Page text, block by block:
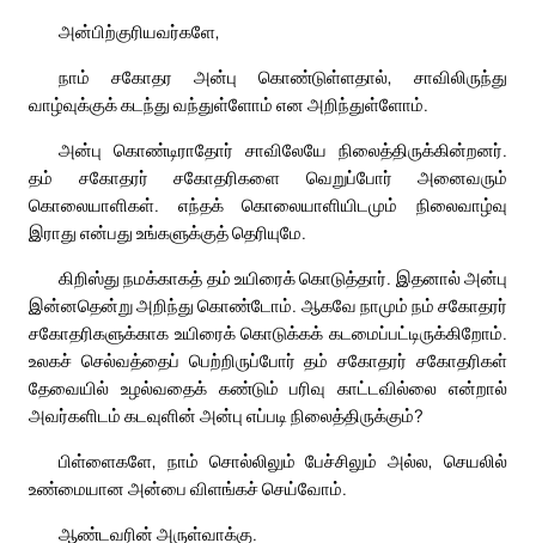
அன்பிற்குரியவர்களே,
நாம் சகோதர அன்பு கொண்டுள்ளதால், சாவிலிருந்து
வாழ்வுக்குக் கடந்து வந்துள்ளோம் என அறிந்துள்ளோம்.
அன்பு கொண்டிராதோர் சாவிலேயே நிலைத்திருக்கின்றனர்.
தம் சகோதரர் சகோதரிகளை வெறுப்போர் அனைவரும்
கொலையாளிகள். எந்தக் கொலையாளியிடமும் நிலைவாழ்வு
இராது என்பது உங்களுக்குத் தெரியுமே.
கிறிஸ்து நமக்காகத் தம் உயிரைக் கொடுத்தார். இதனால் அன்பு
இன்னதென்று அறிந்து கொண்டோம். ஆகவே நாமும் நம் சகோதரர்
சகோதரிகளுக்காக உயிரைக் கொடுக்கக் கடமைப்பட்டிருக்கிறோம்.
உலகச் செல்வத்தைப் பெற்றிருப்போர் தம் சகோதரர் சகோதரிகள்
தேவையில் உழல்வதைக் கண்டும் பரிவு காட்டவில்லை என்றால்
அவர்களிடம் கடவுளின் அன்பு எப்படி நிலைத்திருக்கும்?
பிள்ளைகளே, நாம் சொல்லிலும் பேச்சிலும் அல்ல, செயலில்
உண்மையான அன்பை விளங்கச் செய்வோம்.
ஆண்டவரின் அருள்வாக்கு.